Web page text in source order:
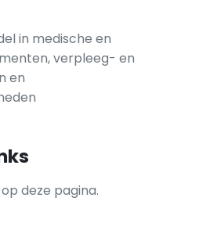
in medische en
verpleeg- en
en
deze pagina.